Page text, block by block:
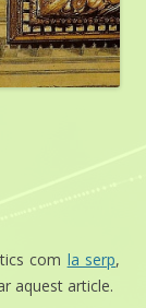
com la serp,
aquest article.